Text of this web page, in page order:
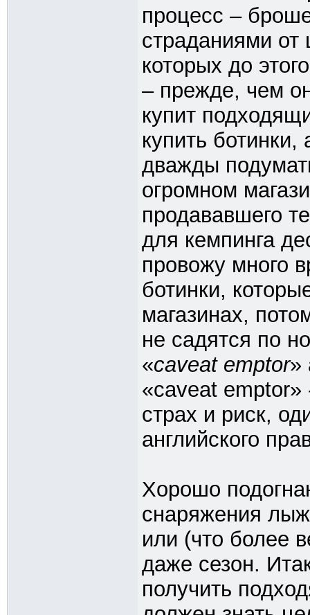
процесс –
страданиями от
которых до
– прежде, чем
купит
купить
дважды
огромном
продававшего
для кемпинга
провожу много
ботинки,
магазинах,
не садятся по
«caveat emptor»
«caveat emptor»
страх и риск,
английского
Хорошо
снаряжения
или (что более
даже сезон.
получить